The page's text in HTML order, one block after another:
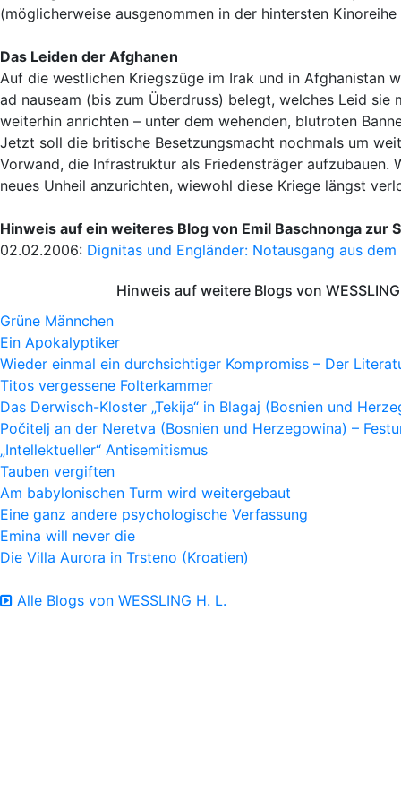
(möglicherweise ausgenommen in der hintersten
Das Leiden der Afghanen
Auf die westlichen Kriegszüge im Irak und in Afghanistan
ad nauseam (bis zum Überdruss) belegt, welches Leid
weiterhin anrichten – unter dem wehenden, blutroten
Jetzt soll die britische Besetzungsmacht nochmals um
Vorwand, die Infrastruktur als Friedensträger
neues Unheil anzurichten, wiewohl diese Kriege längst
Hinweis auf ein weiteres Blog von Emil Baschnonga zur
02.02.2006: Dignitas und Engländer: Notausgang aus dem
Hinweis auf weitere Blogs von
Grüne Männchen
Ein Apokalyptiker
Wieder einmal ein durchsichtiger Kompromiss – Der
Titos vergessene Folterkammer
Das Derwisch-Kloster „Tekija“ in Blagaj (Bosnien und
Počitelj an der Neretva (Bosnien und Herzegowina) –
„Intellektueller“ Antisemitismus
Tauben vergiften
Am babylonischen Turm wird weitergebaut
Eine ganz andere psychologische Verfassung
Emina will never die
Die Villa Aurora in Trsteno (Kroatien)
Alle Blogs von WESSLING H. L.